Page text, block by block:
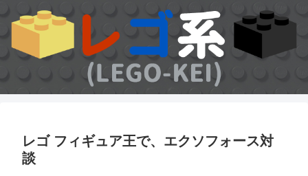
レゴ フィギュア王で、エクソフォース対
談